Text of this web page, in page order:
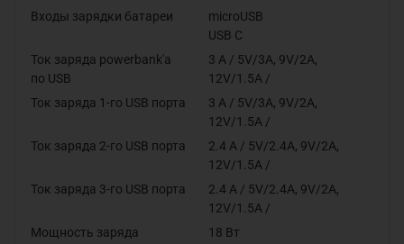
Входы зарядки батареи
microUSB
USB C
Ток заряда powerbank'a
по USB
3 А / 5V/3A, 9V/2A,
12V/1.5A /
Ток заряда 1-го USB порта 3 А / 5V/3A, 9V/2A,
12V/1.5A /
Ток заряда 2-го USB порта 2.4 А / 5V/2.4A, 9V/2A,
12V/1.5A /
Ток заряда 3-го USB порта 2.4 А / 5V/2.4A, 9V/2A,
12V/1.5A /
Мощность заряда 18 Вт